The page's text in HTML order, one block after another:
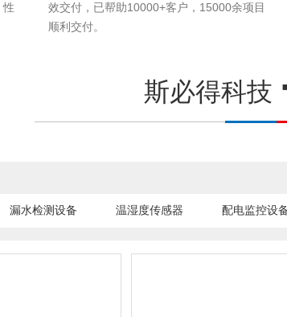
性
效交付，已帮助10000+客户，15000余项目
顺利交付。
斯必得科技
漏水检测设备 温湿度传感器 配电监控设